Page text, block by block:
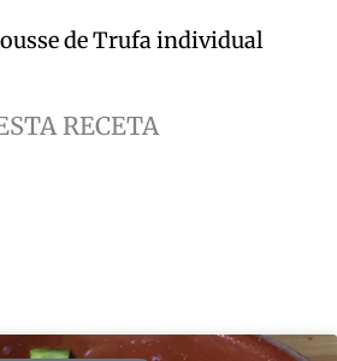
de Trufa individual
RECETA